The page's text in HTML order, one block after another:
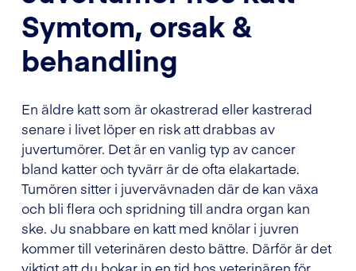
Symtom, orsak &
behandling
En äldre katt som är okastrerad eller kastrerad
senare i livet löper en risk att drabbas av
juvertumörer. Det är en vanlig typ av cancer
bland katter och tyvärr är de ofta elakartade.
Tumören sitter i juvervävnaden där de kan växa
och bli flera och spridning till andra organ kan
ske. Ju snabbare en katt med knölar i juvren
kommer till veterinären desto bättre. Därför är det